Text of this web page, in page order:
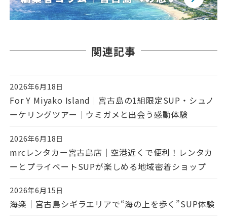
関連記事
投稿日
2026年6月18日
For Y Miyako Island｜宮古島の1組限定SUP・シュノ
ーケリングツアー｜ウミガメと出会う感動体験
投稿日
2026年6月18日
mrcレンタカー宮古島店｜空港近くで便利！レンタカ
ーとプライベートSUPが楽しめる地域密着ショップ
投稿日
2026年6月15日
海楽｜宮古島シギラエリアで“海の上を歩く”SUP体験